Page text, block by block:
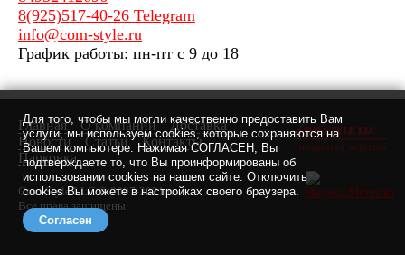
Для того, чтобы мы могли качественно предоставить Вам
услуги, мы используем cookies, которые сохраняются на
Вашем компьютере. Нажимая СОГЛАСЕН, Вы
подтверждаете то, что Вы проинформированы об
использовании cookies на нашем сайте. Отключить
cookies Вы можете в настройках своего браузера.
Согласен
8(925)517-40-26 Telegram
info@com-style.ru
График работы: пн-пт с 9 до 18
Главная О компании
Доставка
Новости
Статьи
Контакты
Парковка
Com-Style LLC © 2007-2021 г.
Все права защищены